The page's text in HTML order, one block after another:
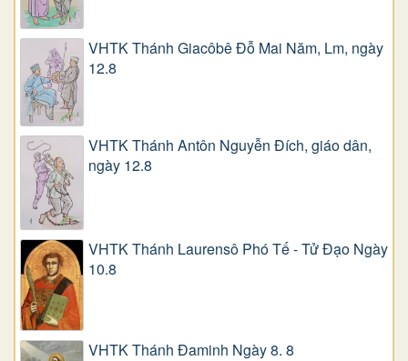
VHTK Thánh Giacôbê Ðỗ Mai Năm, Lm, ngày
12.8
VHTK Thánh Antôn Nguyễn Ðích, giáo dân,
ngày 12.8
VHTK Thánh Laurensô Phó Tế - Tử Đạo Ngày
10.8
VHTK Thánh Đaminh Ngày 8. 8